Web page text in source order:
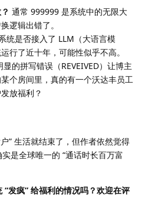
通常 999999 是系统中的无限大
逻辑出错了。
统是否接入了 LLM（大语言模
行了近十年，可能性似乎不高。
显的拼写错误（REVEIVED）让博主
个房间里，真的有一个沃达丰员工
放福利？
” 生活就结束了，但作者依然觉得
是全球唯一的 “通话时长百万富
发疯” 给福利的情况吗？欢迎在评